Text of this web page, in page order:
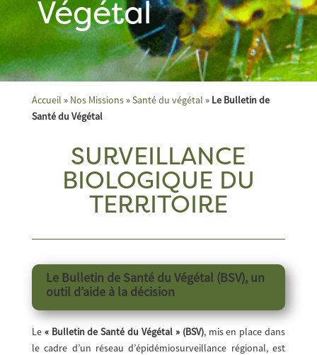
Végétal
Accueil » Nos Missions»Santé du végétal » Le Bulletin de
Santé du Végétal
SURVEILLANCE
BIOLOGIQUE DU
TERRITOIRE
Le Bulletin de Santé du Végétal (BSV), un
outil d’aide à la décision
Le « Bulletin de Santé du Végétal » (BSV), mis en place dans
le cadre d’un réseau d’épidémiosurveillance régional, est